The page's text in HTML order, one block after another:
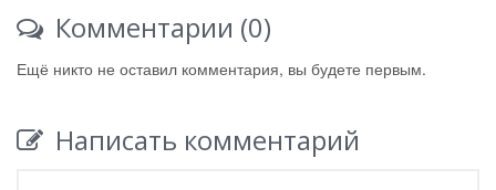
Комментарии (0)
Ещё никто не оставил комментария, вы будете первым.
Написать комментарий